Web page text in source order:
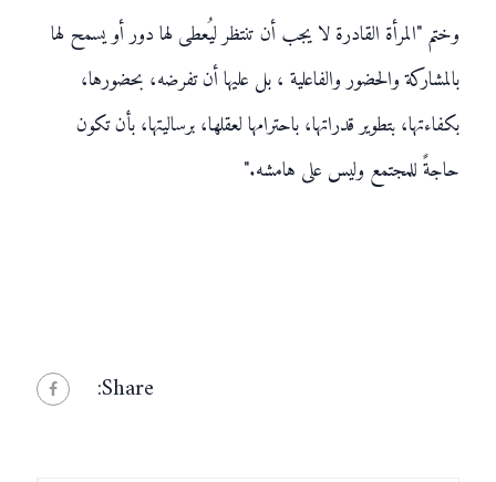
وختم "المرأة القادرة لا يجب أن تنتظر ليُعطى لها دور أو يسمح لها
بالمشاركة والحضور والفاعلية ، بل عليها أن تفرضه، بحضورها،
بكفاءتها، بتطوير قدراتها، باحترامها لعقلها، برساليتها، بأن تكون
حاجةً للمجتمع وليس على هامشه."
Share: